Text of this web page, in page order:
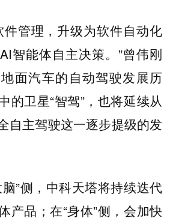
件管理，升级为软件自动化
智能体自主决策。”曾伟刚
面汽车的自动驾驶发展历
的卫星“智驾”，也将延续从
自主驾驶这一逐步提级的发
”侧，中科天塔将持续迭代
产品；在“身体”侧，会加快